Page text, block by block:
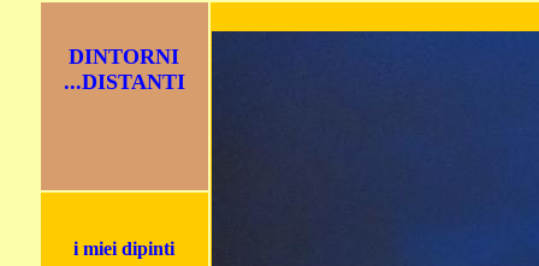
DINTORNI
...DISTANTI
i miei dipinti